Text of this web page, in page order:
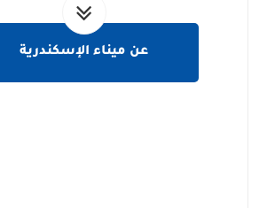
عن ميناء الإسكندرية